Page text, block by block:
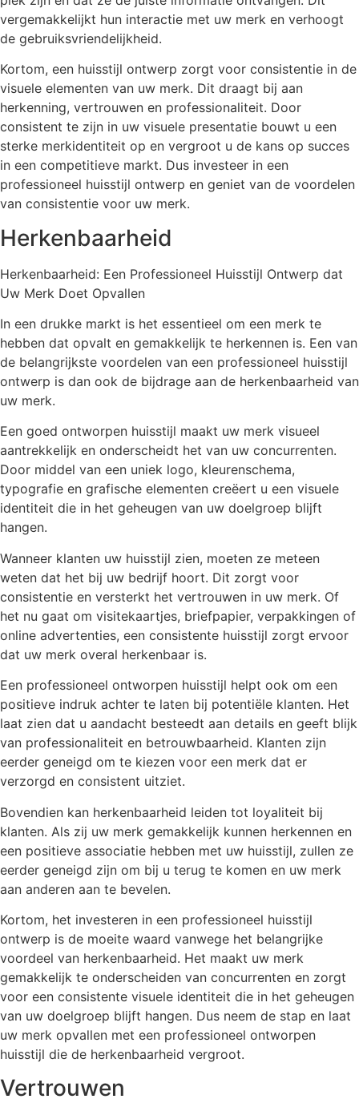
vergemakkelijkt hun interactie met uw merk en verhoogt
de gebruiksvriendelijkheid.
Kortom, een huisstijl ontwerp zorgt voor consistentie in de
visuele elementen van uw merk. Dit draagt bij aan
herkenning, vertrouwen en professionaliteit. Door
consistent te zijn in uw visuele presentatie bouwt u een
sterke merkidentiteit op en vergroot u de kans op succes
in een competitieve markt. Dus investeer in een
professioneel huisstijl ontwerp en geniet van de voordelen
van consistentie voor uw merk.
Herkenbaarheid
Herkenbaarheid: Een Professioneel Huisstijl Ontwerp dat
Uw Merk Doet Opvallen
In een drukke markt is het essentieel om een merk te
hebben dat opvalt en gemakkelijk te herkennen is. Een van
de belangrijkste voordelen van een professioneel huisstijl
ontwerp is dan ook de bijdrage aan de herkenbaarheid van
uw merk.
Een goed ontworpen huisstijl maakt uw merk visueel
aantrekkelijk en onderscheidt het van uw concurrenten.
Door middel van een uniek logo, kleurenschema,
typografie en grafische elementen creëert u een visuele
identiteit die in het geheugen van uw doelgroep blijft
hangen.
Wanneer klanten uw huisstijl zien, moeten ze meteen
weten dat het bij uw bedrijf hoort. Dit zorgt voor
consistentie en versterkt het vertrouwen in uw merk. Of
het nu gaat om visitekaartjes, briefpapier, verpakkingen of
online advertenties, een consistente huisstijl zorgt ervoor
dat uw merk overal herkenbaar is.
Een professioneel ontworpen huisstijl helpt ook om een
positieve indruk achter te laten bij potentiële klanten. Het
laat zien dat u aandacht besteedt aan details en geeft blijk
van professionaliteit en betrouwbaarheid. Klanten zijn
eerder geneigd om te kiezen voor een merk dat er
verzorgd en consistent uitziet.
Bovendien kan herkenbaarheid leiden tot loyaliteit bij
klanten. Als zij uw merk gemakkelijk kunnen herkennen en
een positieve associatie hebben met uw huisstijl, zullen ze
eerder geneigd zijn om bij u terug te komen en uw merk
aan anderen aan te bevelen.
Kortom, het investeren in een professioneel huisstijl
ontwerp is de moeite waard vanwege het belangrijke
voordeel van herkenbaarheid. Het maakt uw merk
gemakkelijk te onderscheiden van concurrenten en zorgt
voor een consistente visuele identiteit die in het geheugen
van uw doelgroep blijft hangen. Dus neem de stap en laat
uw merk opvallen met een professioneel ontworpen
huisstijl die de herkenbaarheid vergroot.
Vertrouwen